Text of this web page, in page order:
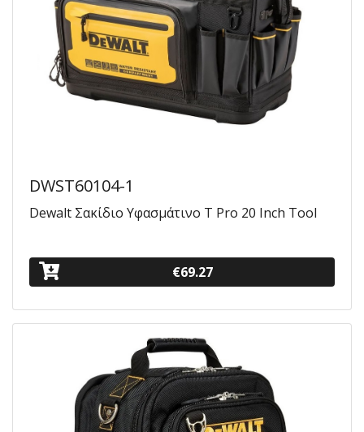
DWST60104-1
Dewalt Σακίδιο Υφασμάτινο T Pro 20 Inch Tool
€69.27